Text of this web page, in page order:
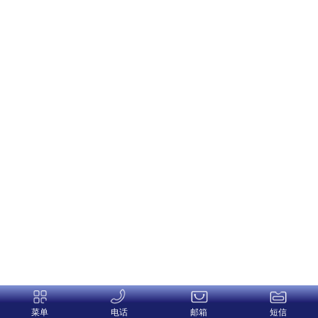
菜单 电话 邮箱 短信